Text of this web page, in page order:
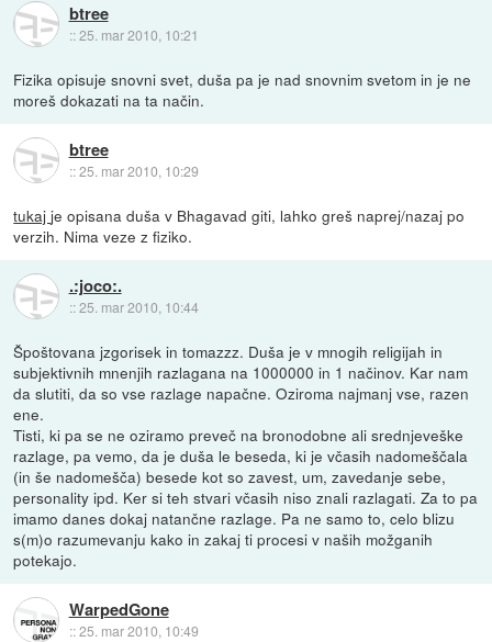
btree
::25. mar 2010, 10:21
Fizika opisuje snovni svet, duša pa je nad snovnim svetom in je ne
moreš dokazati na ta način.
btree
::25. mar 2010, 10:29
tukajje opisana duša v Bhagavad giti, lahko greš naprej/nazaj po
verzih. Nima veze z fiziko.
.:joco:.
::25. mar 2010, 10:44
Špoštovana jzgorisek in tomazzz. Duša je v mnogih religijah in
subjektivnih mnenjih razlagana na 1000000 in 1 načinov. Kar nam
da slutiti, da so vse razlage napačne. Oziroma najmanj vse, razen
ene.
Tisti, ki pa se ne oziramo preveč na bronodobne ali srednjeveške
razlage, pa vemo, da je duša le beseda, ki je včasih nadomeščala
(in še nadomešča) besede kot so zavest, um, zavedanje sebe,
personality ipd. Ker si teh stvari včasih niso znali razlagati. Za to pa
imamo danes dokaj natančne razlage. Pa ne samo to, celo blizu
s(m)o razumevanju kako in zakaj ti procesi v naših možganih
potekajo.
WarpedGone
::25. mar 2010, 10:49